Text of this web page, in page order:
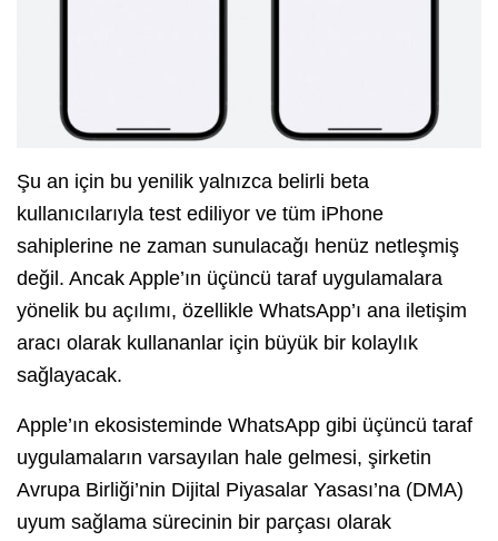
Şu an için bu yenilik yalnızca belirli beta
kullanıcılarıyla test ediliyor ve tüm iPhone
sahiplerine ne zaman sunulacağı henüz netleşmiş
değil. Ancak Apple’ın üçüncü taraf uygulamalara
yönelik bu açılımı, özellikle WhatsApp’ı ana iletişim
aracı olarak kullananlar için büyük bir kolaylık
sağlayacak.
Apple’ın ekosisteminde WhatsApp gibi üçüncü taraf
uygulamaların varsayılan hale gelmesi, şirketin
Avrupa Birliği’nin Dijital Piyasalar Yasası’na (DMA)
uyum sağlama sürecinin bir parçası olarak